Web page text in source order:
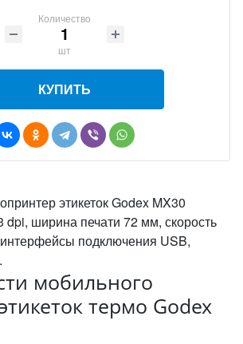
Количество
шт
КУПИТЬ
этикеток Godex MX30
ширина печати 72 мм, скорость
подключения USB,
мобильного
термо Godex